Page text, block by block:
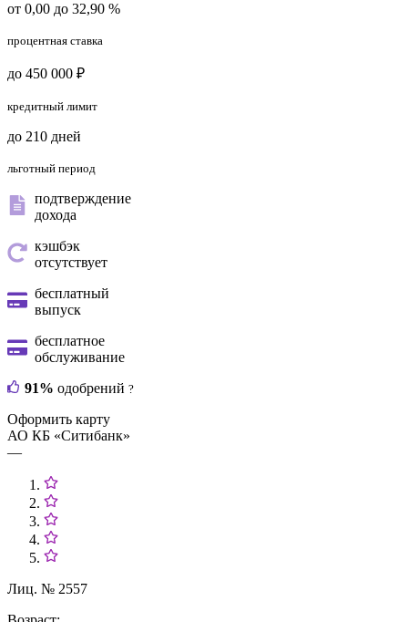
от 0,00 до 32,90 %
процентная ставка
до 450 000 ₽
кредитный лимит
до 210 дней
льготный период
подтверждение
дохода
кэшбэк
отсутствует
бесплатный
выпуск
бесплатное
обслуживание
91% одобрений ?
Оформить карту
АО КБ «Ситибанк»
—
Лиц. № 2557